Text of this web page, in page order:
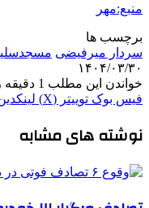
منبع:مهر
برچسب ها
سردار میرفیضی
۱۴۰۴/۰۳/۳۰
خواندن این مطلب 1 دقیقه زمان میبرد
فیس بوک توییتر (X)
نوشته های مشابه